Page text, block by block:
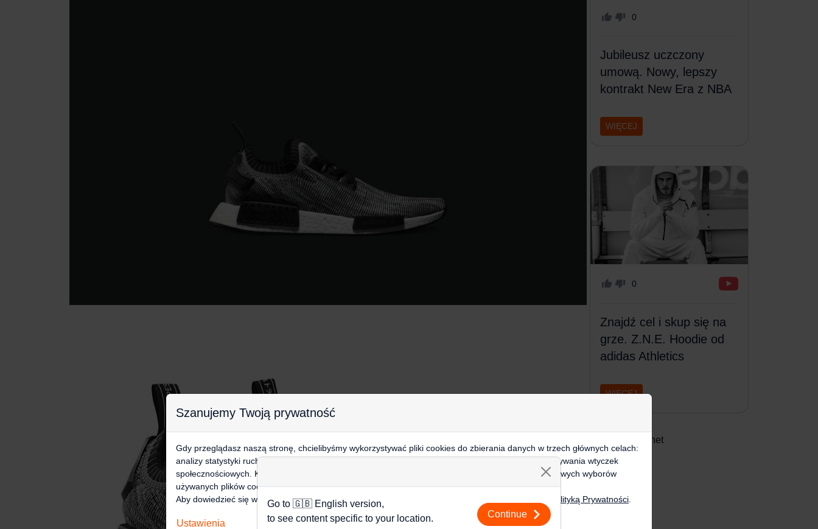
0
Jubileusz uczczony
umową. Nowy, lepszy
kontrakt New Era z NBA
WIĘCEJ
0
Znajdź cel i skup się na
grze. Z.N.E. Hoodie od
adidas Athletics
WIĘCEJ
sportowyblog.net
Szanujemy Twoją prywatność
Gdy przeglądasz naszą stronę, chcielibyśmy wykorzystywać pliki cookies do zbierania danych w trzech głównych celach:
analizy statystyki ruchu na stronie, kierowania do Ciebie reklam w innych miejscach w internecie, używania wtyczek
społecznościowych. Kliknij poniżej, by wyrazić zgodę lub przejdź do ustawień, by dokonać szczegółowych wyborów
używanych plików cookies.
Aby dowiedzieć się więcej o plikach cookie i tym, jak wykorzystujemy Twoje dane, odwiedź naszą
Polityką Prywatności
Ustawienia
Go to 🇬🇧 English version,
to see content specific to your location.
Continue